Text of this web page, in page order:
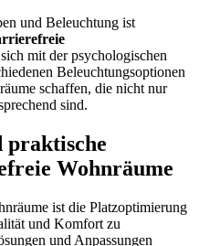
und Beleuchtung ist
mit der psychologischen
Beleuchtungsoptionen
schaffen, die nicht nur
sind.
praktische
Wohnräume
ist die Platzoptimierung
und Komfort zu
und Anpassungen